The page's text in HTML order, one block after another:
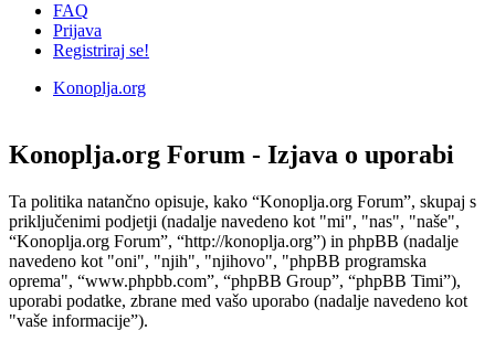
FAQ
Prijava
Registriraj se!
Konoplja.org
Konoplja.org Forum - Izjava o uporabi
Ta politika natančno opisuje, kako “Konoplja.org Forum”, skupaj s
priključenimi podjetji (nadalje navedeno kot "mi", "nas", "naše",
“Konoplja.org Forum”, “http://konoplja.org”) in phpBB (nadalje
navedeno kot "oni", "njih", "njihovo", "phpBB programska
oprema", “www.phpbb.com”, “phpBB Group”, “phpBB Timi”),
uporabi podatke, zbrane med vašo uporabo (nadalje navedeno kot
"vaše informacije”).